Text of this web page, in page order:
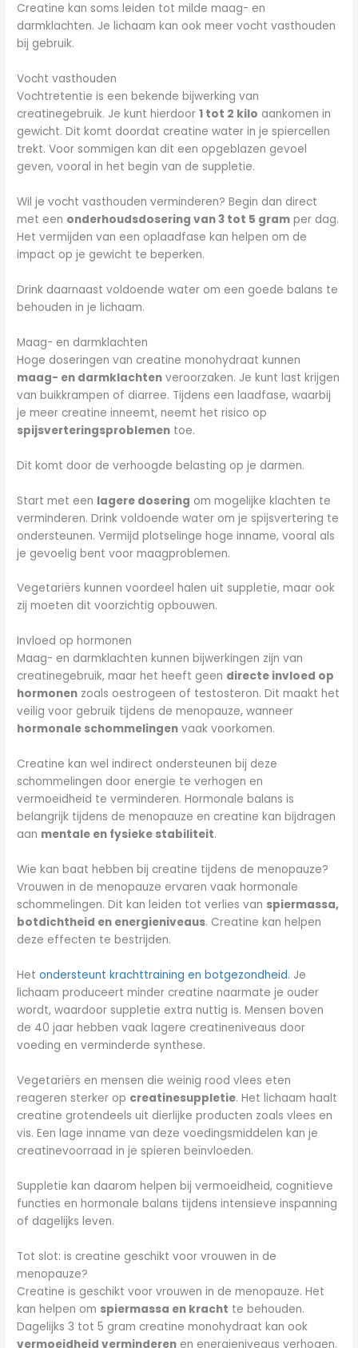
Creatine kan soms leiden tot milde maag- en
darmklachten. Je lichaam kan ook meer vocht vasthouden
bij gebruik.
Vocht vasthouden
Vochtretentie is een bekende bijwerking van
creatinegebruik. Je kunt hierdoor1 tot 2 kilo aankomen in
gewicht. Dit komt doordat creatine water in je spiercellen
trekt. Voor sommigen kan dit een opgeblazen gevoel
geven, vooral in het begin van de suppletie.
Wil je vocht vasthouden verminderen? Begin dan direct
met een onderhoudsdosering van 3 tot 5 gram per dag.
Het vermijden van een oplaadfase kan helpen om de
impact op je gewicht te beperken.
Drink daarnaast voldoende water om een goede balans te
behouden in je lichaam.
Maag- en darmklachten
Hoge doseringen van creatine monohydraat kunnen
maag- en darmklachten veroorzaken. Je kunt last krijgen
van buikkrampen of diarree. Tijdens een laadfase, waarbij
je meer creatine inneemt, neemt het risico op
spijsverteringsproblemen toe.
Dit komt door de verhoogde belasting op je darmen.
Start met een lagere dosering om mogelijke klachten te
verminderen. Drink voldoende water om je spijsvertering te
ondersteunen. Vermijd plotselinge hoge inname, vooral als
je gevoelig bent voor maagproblemen.
Vegetariërs kunnen voordeel halen uit suppletie, maar ook
zij moeten dit voorzichtig opbouwen.
Invloed op hormonen
Maag- en darmklachten kunnen bijwerkingen zijn van
creatinegebruik, maar het heeft geen directe invloed op
hormonen zoals oestrogeen of testosteron. Dit maakt het
veilig voor gebruik tijdens de menopauze, wanneer
hormonale schommelingen vaak voorkomen.
Creatine kan wel indirect ondersteunen bij deze
schommelingen door energie te verhogen en
vermoeidheid te verminderen. Hormonale balans is
belangrijk tijdens de menopauze en creatine kan bijdragen
aan mentale en fysieke stabiliteit.
Wie kan baat hebben bij creatine tijdens de menopauze?
Vrouwen in de menopauze ervaren vaak hormonale
schommelingen. Dit kan leiden tot verlies van spiermassa,
botdichtheid en energieniveaus. Creatine kan helpen
deze effecten te bestrijden.
Hetondersteunt krachttraining en botgezondheid. Je
lichaam produceert minder creatine naarmate je ouder
wordt, waardoor suppletie extra nuttig is. Mensen boven
de 40 jaar hebben vaak lagere creatineniveaus door
voeding en verminderde synthese.
Vegetariërs en mensen die weinig rood vlees eten
reageren sterker op creatinesuppletie. Het lichaam haalt
creatine grotendeels uit dierlijke producten zoals vlees en
vis. Een lage inname van deze voedingsmiddelen kan je
creatinevoorraad in je spieren beïnvloeden.
Suppletie kan daarom helpen bij vermoeidheid, cognitieve
functies en hormonale balans tijdens intensieve inspanning
of dagelijks leven.
Tot slot: is creatine geschikt voor vrouwen in de
menopauze?
Creatine is geschikt voor vrouwen in de menopauze. Het
kan helpen om spiermassa en kracht te behouden.
Dagelijks 3 tot 5 gram creatine monohydraat kan ook
vermoeidheid verminderen en energieniveaus verhogen.